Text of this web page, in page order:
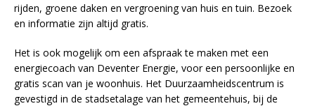
rijden, groene daken en vergroening van huis en tuin. Bezoek
en informatie zijn altijd gratis.
Het is ook mogelijk om een afspraak te maken met een
energiecoach van Deventer Energie, voor een persoonlijke en
gratis scan van je woonhuis. Het Duurzaamheidscentrum is
gevestigd in de stadsetalage van het gemeentehuis, bij de